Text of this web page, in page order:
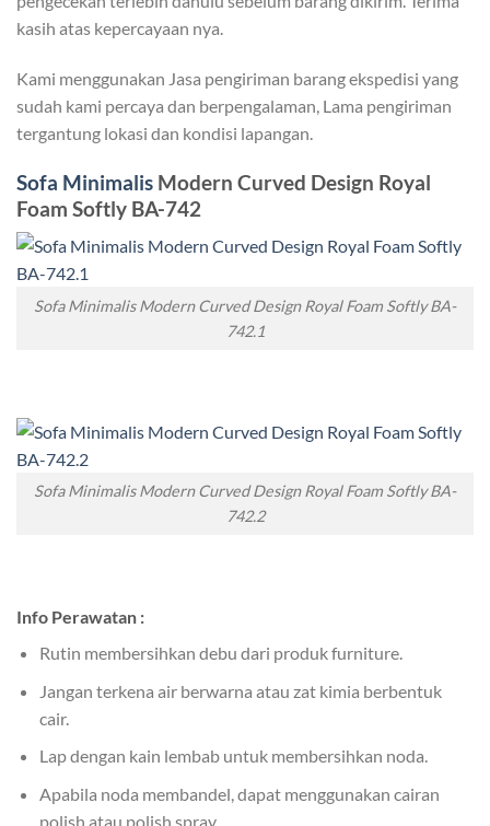
kasih atas kepercayaan nya.
Kami menggunakan Jasa pengiriman barang ekspedisi yang
sudah kami percaya dan berpengalaman, Lama pengiriman
tergantung lokasi dan kondisi lapangan.
Sofa Minimalis Modern Curved Design Royal
Foam Softly BA-742
Sofa Minimalis Modern Curved Design Royal Foam Softly BA-
742.1
Sofa Minimalis Modern Curved Design Royal Foam Softly BA-
742.2
Info Perawatan :
Rutin membersihkan debu dari produk furniture.
Jangan terkena air berwarna atau zat kimia berbentuk
cair.
Lap dengan kain lembab untuk membersihkan noda.
Apabila noda membandel, dapat menggunakan cairan
polish atau polish spray.